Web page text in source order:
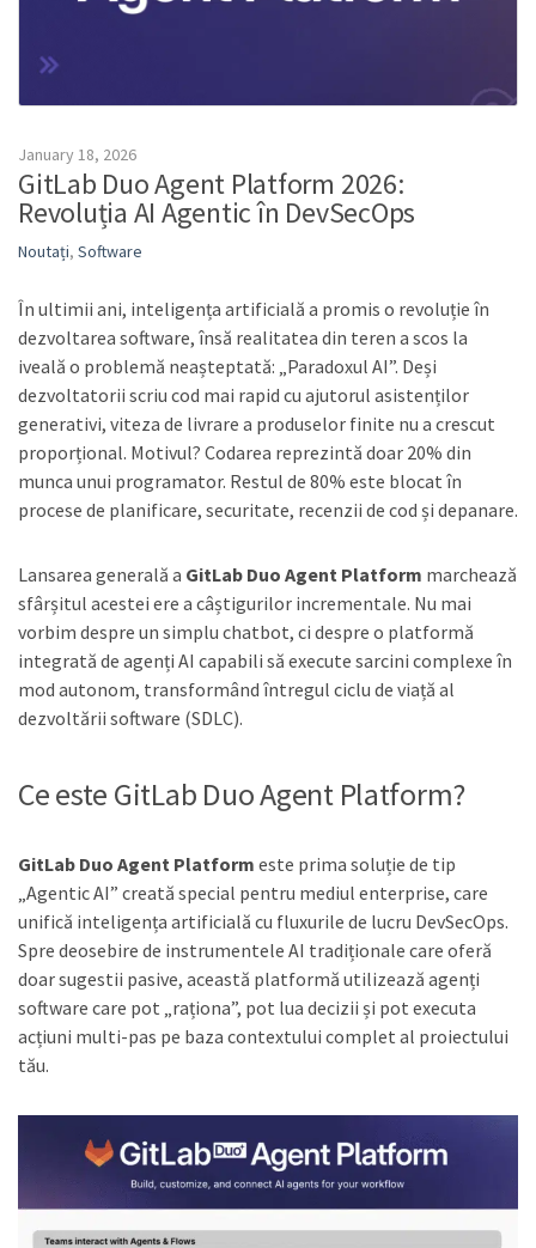
January 18, 2026
GitLab Duo Agent Platform 2026:
Revoluția AI Agentic în DevSecOps
Noutați, Software
În ultimii ani, inteligența artificială a promis o revoluție în
dezvoltarea software, însă realitatea din teren a scos la
iveală o problemă neașteptată: „Paradoxul AI”. Deși
dezvoltatorii scriu cod mai rapid cu ajutorul asistenților
generativi, viteza de livrare a produselor finite nu a crescut
proporțional. Motivul? Codarea reprezintă doar 20% din
munca unui programator. Restul de 80% este blocat în
procese de planificare, securitate, recenzii de cod și depanare.
Lansarea generală a GitLab Duo Agent Platform marchează
sfârșitul acestei ere a câștigurilor incrementale. Nu mai
vorbim despre un simplu chatbot, ci despre o platformă
integrată de agenți AI capabili să execute sarcini complexe în
mod autonom, transformând întregul ciclu de viață al
dezvoltării software (SDLC).
Ce este GitLab Duo Agent Platform?
GitLab Duo Agent Platform este prima soluție de tip
„Agentic AI” creată special pentru mediul enterprise, care
unifică inteligența artificială cu fluxurile de lucru DevSecOps.
Spre deosebire de instrumentele AI tradiționale care oferă
doar sugestii pasive, această platformă utilizează agenți
software care pot „raționa”, pot lua decizii și pot executa
acțiuni multi-pas pe baza contextului complet al proiectului
tău.